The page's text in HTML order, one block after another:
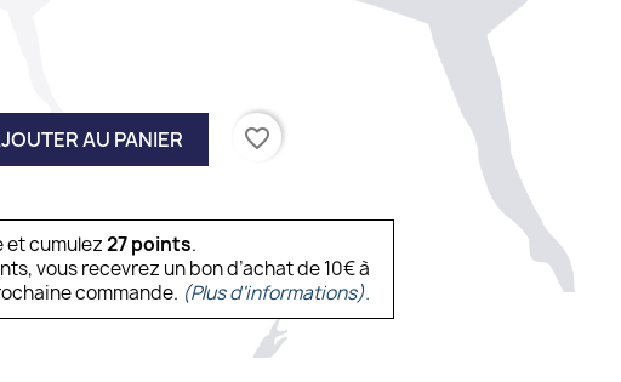
AU PANIER favorite_border
cumulez27points.
vous recevrez un bon d’achat de 10€ à
commande. (Plus d'informations).